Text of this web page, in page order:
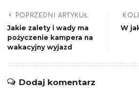
POPRZEDNI ARTYKUŁ
Jakie zalety i wady ma
pożyczenie kampera na
wakacyjny wyjazd
W
Dodaj komentarz